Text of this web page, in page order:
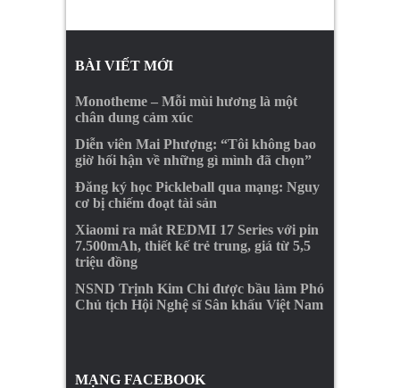
BÀI VIẾT MỚI
Monotheme – Mỗi mùi hương là một
chân dung cảm xúc
Diễn viên Mai Phượng: “Tôi không bao
giờ hối hận về những gì mình đã chọn”
Đăng ký học Pickleball qua mạng: Nguy
cơ bị chiếm đoạt tài sản
Xiaomi ra mắt REDMI 17 Series với pin
7.500mAh, thiết kế trẻ trung, giá từ 5,5
triệu đồng
NSND Trịnh Kim Chi được bầu làm Phó
Chủ tịch Hội Nghệ sĩ Sân khấu Việt Nam
MẠNG FACEBOOK